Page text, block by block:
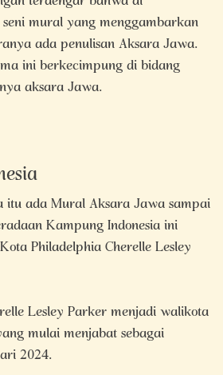
mural yang menggambarkan
ada penulisan Aksara Jawa.
ini berkecimpung di bidang
aksara Jawa.
itu ada Mural Aksara Jawa sampai
Kampung Indonesia ini
Philadelphia Cherelle Lesley
Lesley Parker menjadi walikota
mulai menjabat sebagai
2024.